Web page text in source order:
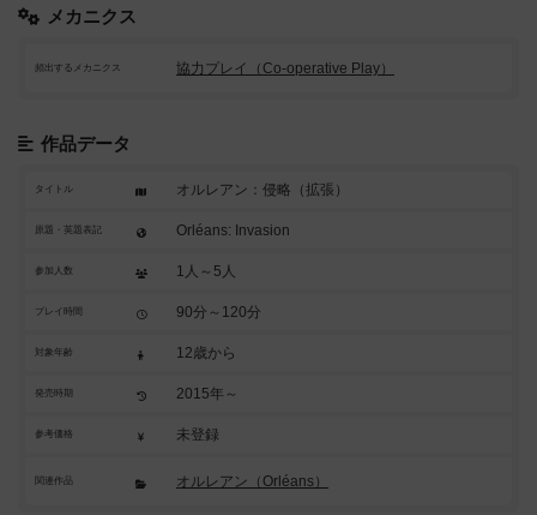
メカニクス
頻出するメカニクス 協力プレイ（Co-operative Play）
作品データ
タイトル オルレアン：侵略（拡張）
原題・英題表記 Orléans: Invasion
参加人数 1人～5人
プレイ時間 90分～120分
対象年齢 12歳から
発売時期 2015年～
参考価格 未登録
関連作品 オルレアン（Orléans）